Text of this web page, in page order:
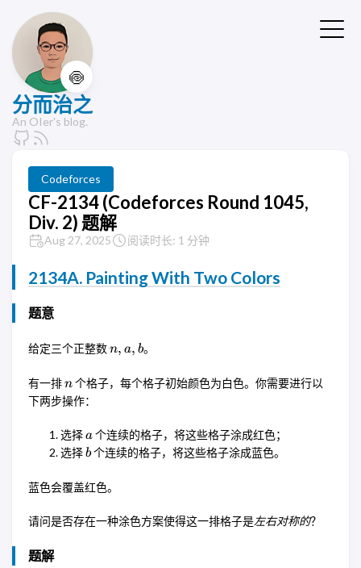
🍥
分而治之
An OIer's blog.
Codeforces
CF-2134 (Codeforces Round 1045,
Div. 2) 题解
Aug 27, 2025 阅读时长: 1 分钟
2134A. Painting With Two Colors
题意
给定三个正整数n,
n, a, b。
有一排n
n个格子，每个格子初始颜色为白色。你需要进行以
下两步操作：
选择a
a个连续的格子，将这些格子涂成红色；
选择b
b个连续的格子，将这些格子涂成蓝色。
蓝色会覆盖红色。
请问是否存在一种涂色方案使得这一排格子是左右对称的？
题解